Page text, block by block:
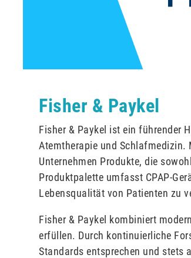
Fisher & Paykel
Fisher & Paykel ist ein führender
Atemtherapie und
Unternehmen Produkte, die
Produktpalette umfasst CPAP-
Lebensqualität von Patienten zu
Fisher & Paykel kombiniert
erfüllen. Durch kontinuierliche
Standards entsprechen und stets